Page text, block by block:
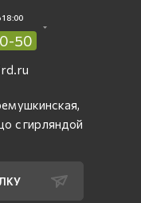
18:00
50
с гирляндой